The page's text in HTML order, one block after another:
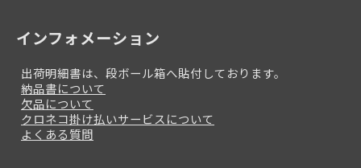
インフォメーション
出荷明細書は、段ボール箱へ貼付しております。
納品書について
欠品について
クロネコ掛け払いサービスについて
よくある質問